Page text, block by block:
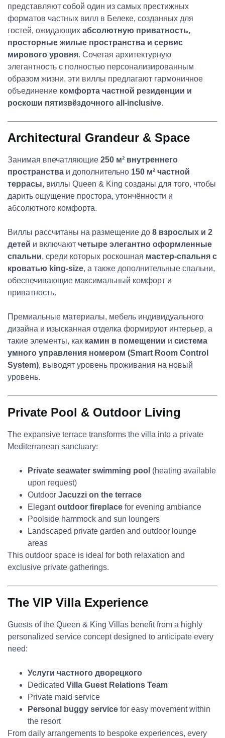
представляют собой один из самых престижных
форматов частных вилл в Белеке, созданных для
гостей, ожидающих абсолютную приватность,
просторные жилые пространства и сервис
мирового уровня. Сочетая архитектурную
элегантность с полностью персонализированным
образом жизни, эти виллы предлагают гармоничное
объединение комфорта частной резиденции и
роскоши пятизвёздочного all-inclusive.
Architectural Grandeur & Space
Занимая впечатляющие 250 м² внутреннего
пространства и дополнительно 150 м² частной
террасы, виллы Queen & King созданы для того, чтобы
дарить ощущение простора, утончённости и
абсолютного комфорта.
Виллы рассчитаны на размещение до 8 взрослых и 2
детей и включают четыре элегантно оформленные
спальни, среди которых роскошная мастер-спальня с
кроватью king-size, а также дополнительные спальни,
обеспечивающие максимальный комфорт и
приватность.
Премиальные материалы, мебель индивидуального
дизайна и изысканная отделка формируют интерьер, а
такие элементы, как камин в помещении и система
умного управления номером (Smart Room Control
System), выводят уровень проживания на новый
уровень.
Private Pool & Outdoor Living
The expansive terrace transforms the villa into a private
Mediterranean sanctuary:
Private seawater swimming pool (heating available
upon request)
Outdoor Jacuzzi on the terrace
Elegantoutdoor fireplace for evening ambiance
Poolside hammock and sun loungers
Landscaped private garden and outdoor lounge
areas
This outdoor space is ideal for both relaxation and
exclusive private gatherings.
The VIP Villa Experience
Guests of the Queen & King Villas benefit from a highly
personalized service concept designed to anticipate every
need:
Услуги частного дворецкого
Dedicated Villa Guest Relations Team
Private maid service
Personal buggy service for easy movement within
the resort
From daily arrangements to bespoke experiences, every